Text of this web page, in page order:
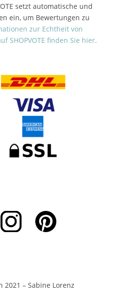
setzt automatische und
ein, um Bewertungen zu
zur Echtheit von
SHOPVOTE finden Sie hier.
2021 – Sabine Lorenz